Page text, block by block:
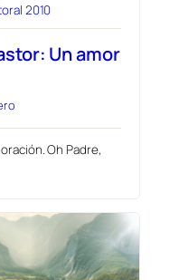
2010
Un amor
Oh Padre,